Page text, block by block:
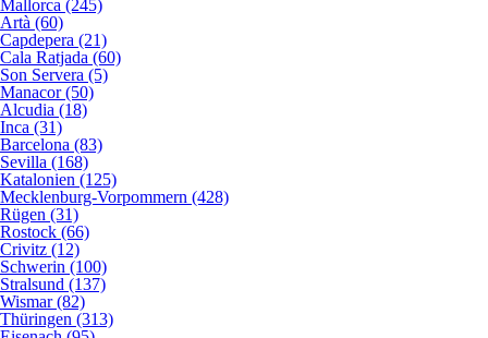
Mallorca (245)
Artà (60)
Capdepera (21)
Cala Ratjada (60)
Son Servera (5)
Manacor (50)
Alcudia (18)
Inca (31)
Barcelona (83)
Sevilla (168)
Katalonien (125)
Mecklenburg-Vorpommern (428)
Rügen (31)
Rostock (66)
Crivitz (12)
Schwerin (100)
Stralsund (137)
Wismar (82)
Thüringen (313)